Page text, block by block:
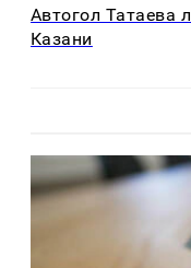
Автогол Татаева
Казани